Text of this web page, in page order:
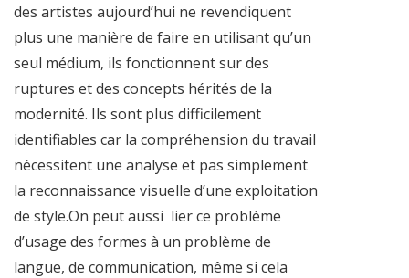
des artistes aujourd’hui ne revendiquent
plus une manière de faire en utilisant qu’un
seul médium, ils fonctionnent sur des
ruptures et des concepts hérités de la
modernité. Ils sont plus difficilement
identifiables car la compréhension du travail
nécessitent une analyse et pas simplement
la reconnaissance visuelle d’une exploitation
de style.On peut aussi lier ce problème
d’usage des formes à un problème de
langue, de communication, même si cela